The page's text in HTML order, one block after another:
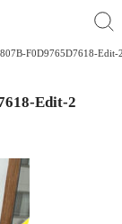
F0D9765D7618-Edit-
Edit-2